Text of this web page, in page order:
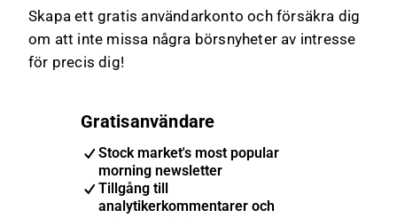
Skapa ett gratis användarkonto och försäkra dig
om att inte missa några börsnyheter av intresse
för precis dig!
Gratisanvändare
Stock market's most popular
morning newsletter
Tillgång till
analytikerkommentarer och